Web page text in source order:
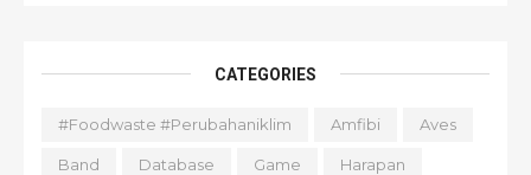
CATEGORIES
#foodwaste #perubahaniklim Amfibi Aves
Band Database Game Harapan